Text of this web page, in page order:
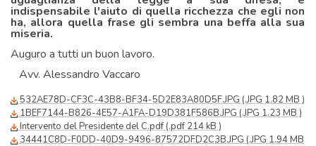
indispensabile l'aiuto di quella ricchezza che egli non
ha, allora quella frase gli sembra una beffa alla sua
miseria.
Auguro a tutti un buon lavoro.
Avv. Alessandro Vaccaro
532AE78D-CF3C-43B8-BF34-5D2E83A80D5F.JPG (.JPG 1.82 MB )
1BEF7144-B826-4E57-A1FA-D19D381F586B.JPG (.JPG 1.23 MB )
Intervento del Presidente del C.pdf (.pdf 214 kB )
34441C8D-F0DD-40D9-9496-87572DFD2C3B.JPG (.JPG 1.94 MB